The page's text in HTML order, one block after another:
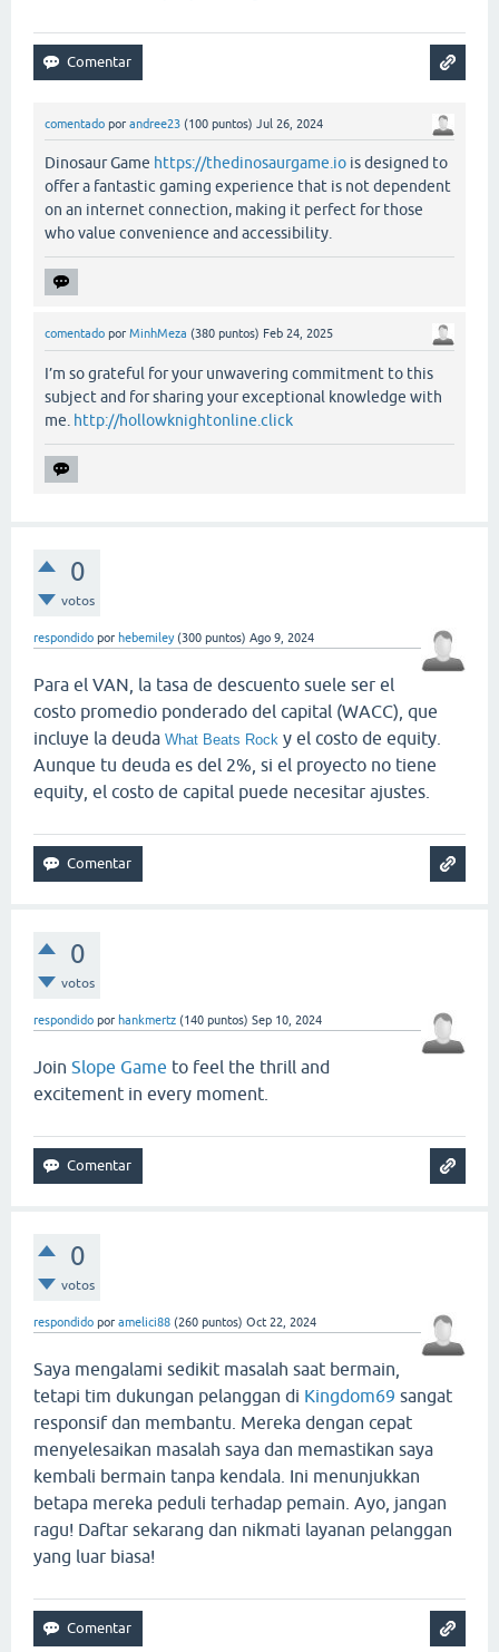
comentado por andree23 (100 puntos) Jul 26, 2024
Dinosaur Game https://thedinosaurgame.io is designed to
offer a fantastic gaming experience that is not dependent
on an internet connection, making it perfect for those
who value convenience and accessibility.
comentado por MinhMeza (380 puntos) Feb 24, 2025
I’m so grateful for your unwavering commitment to this
subject and for sharing your exceptional knowledge with
me. http://hollowknightonline.click
0
votos
respondido por hebemiley (300 puntos) Ago 9, 2024
Para el VAN, la tasa de descuento suele ser el
costo promedio ponderado del capital (WACC), que
incluye la deuda What Beats Rock y el costo de equity.
Aunque tu deuda es del 2%, si el proyecto no tiene
equity, el costo de capital puede necesitar ajustes.
0
votos
respondido por hankmertz (140 puntos) Sep 10, 2024
Join Slope Game to feel the thrill and
excitement in every moment.
0
votos
respondido por amelici88 (260 puntos) Oct 22, 2024
Saya mengalami sedikit masalah saat bermain,
tetapi tim dukungan pelanggan di Kingdom69 sangat
responsif dan membantu. Mereka dengan cepat
menyelesaikan masalah saya dan memastikan saya
kembali bermain tanpa kendala. Ini menunjukkan
betapa mereka peduli terhadap pemain. Ayo, jangan
ragu! Daftar sekarang dan nikmati layanan pelanggan
yang luar biasa!